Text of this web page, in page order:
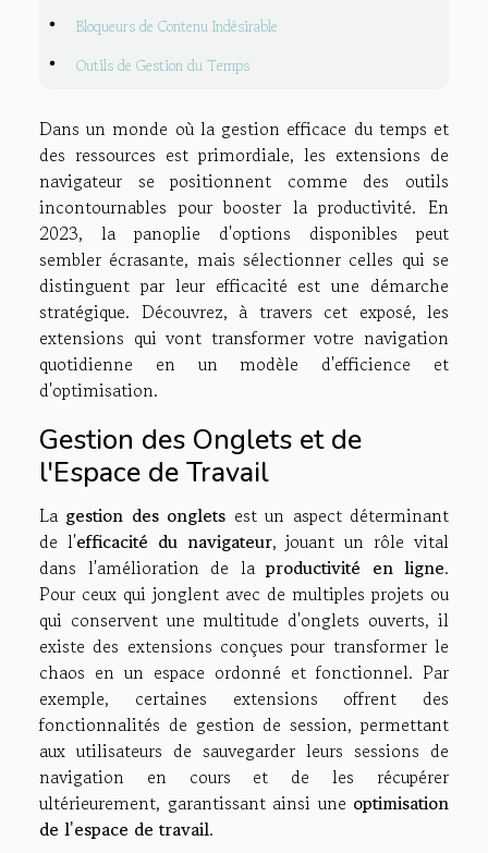
Bloqueurs de Contenu Indésirable
Outils de Gestion du Temps
Dans un monde où la gestion efficace du temps et
des ressources est primordiale, les extensions de
navigateur se positionnent comme des outils
incontournables pour booster la productivité. En
2023, la panoplie d'options disponibles peut
sembler écrasante, mais sélectionner celles qui se
distinguent par leur efficacité est une démarche
stratégique. Découvrez, à travers cet exposé, les
extensions qui vont transformer votre navigation
quotidienne en un modèle d'efficience et
d'optimisation.
Gestion des Onglets et de
l'Espace de Travail
La gestion des onglets est un aspect déterminant
de l'efficacité du navigateur, jouant un rôle vital
dans l'amélioration de la productivité en ligne.
Pour ceux qui jonglent avec de multiples projets ou
qui conservent une multitude d'onglets ouverts, il
existe des extensions conçues pour transformer le
chaos en un espace ordonné et fonctionnel. Par
exemple, certaines extensions offrent des
fonctionnalités de gestion de session, permettant
aux utilisateurs de sauvegarder leurs sessions de
navigation en cours et de les récupérer
ultérieurement, garantissant ainsi une optimisation
de l'espace de travail.